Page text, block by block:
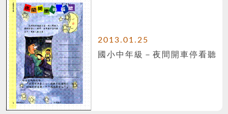
2013.01.25
國小中年級－夜間開車停看聽